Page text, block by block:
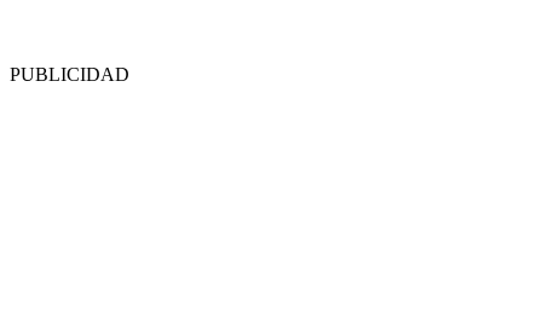
PUBLICIDAD